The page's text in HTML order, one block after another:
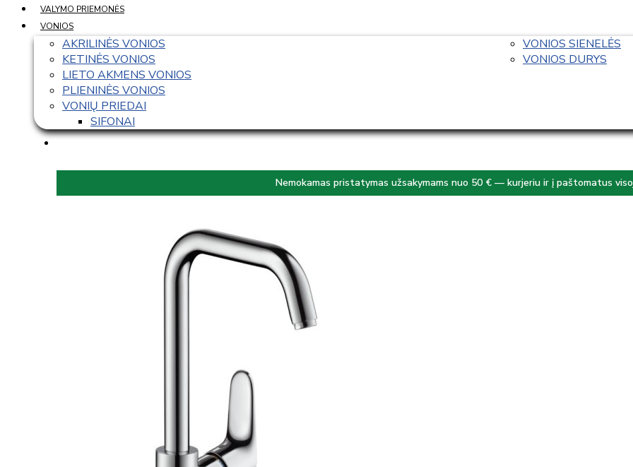
VALYMO PRIEMONĖS
VONIOS
AKRILINĖS VONIOS
KETINĖS VONIOS
LIETO AKMENS VONIOS
PLIENINĖS VONIOS
VONIŲ PRIEDAI
SIFONAI
VONIOS SIENELĖS
VONIOS DURYS
Nemokamas pristatymas užsakymams nuo 50 € — kurjeriu ir į paštomatus